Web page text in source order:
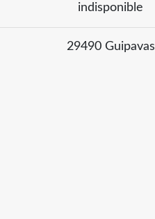
indisponible
29490 Guipavas